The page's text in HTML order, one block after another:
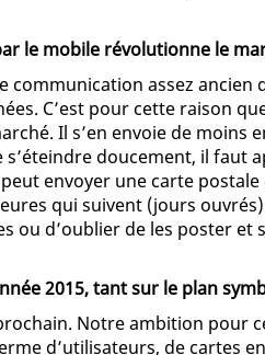
le mobile révolutionne le
communication assez ancien
C’est pour cette raison
Il s’en envoie de moins
doucement, il faut
envoyer une carte
qui suivent (jours
ou d’oublier de les poster et
2015, tant sur le plan
Notre ambition pour
d’utilisateurs, de cartes